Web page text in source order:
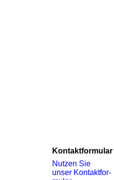
Kontaktformular
Nutzen Sie
unser Kon­takt­for­